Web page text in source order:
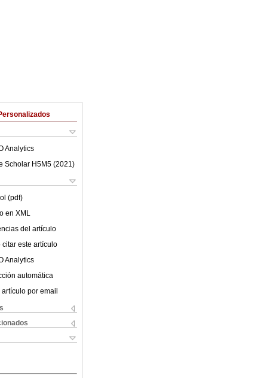
Analytics
Scholar H5M5 (2021 )
(pdf)
en XML
del artículo
citar este artículo
Analytics
automática
artículo por email